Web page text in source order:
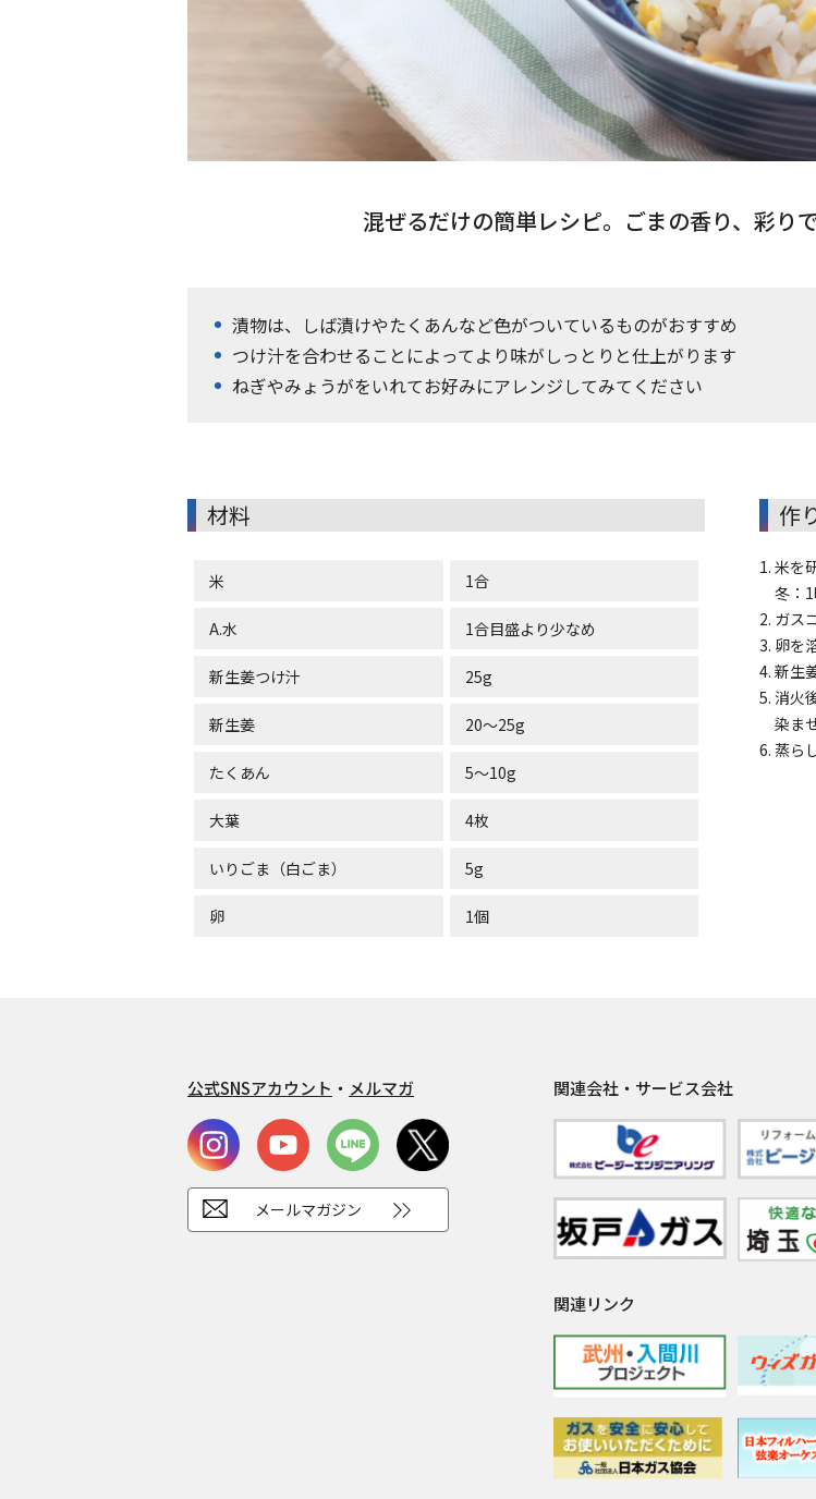
混ぜるだけの簡単レシピ。ごまの香り、彩り
漬物は、しば漬けやたくあんなど色がついているものがおすすめ
つけ汁を合わせることによってより味がしっとりと仕上がります
ねぎやみょうがをいれてお好みにアレンジしてみてください
材料
米 1合
A.水 1合目盛より少なめ
新生姜つけ汁 25g
新生姜 20～25g
たくあん 5～10g
大葉 4枚
いりごま（白ごま） 5g
卵 1個
作
米を
冬：
ガス
卵を
新生
消火
染ま
蒸ら
公式SNSアカウント ・ メルマガ
メールマガジン
関連会社・サービス会社
関連リンク